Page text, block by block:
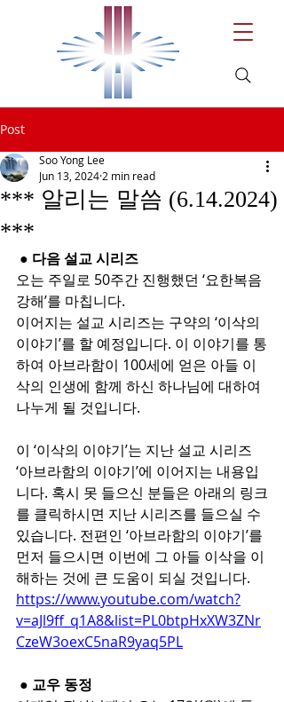
Post
*** 알리는 말씀 (6.14.2024)
***
Soo Yong Lee
Jun 13, 2024 2 min read
● 다음 설교 시리즈
오는 주일로 50주간 진행했던 ‘요한복음
강해’를 마칩니다.
이어지는 설교 시리즈는 구약의 ‘이삭의
이야기’를 할 예정입니다. 이 이야기를 통
하여 아브라함이 100세에 얻은 아들 이
삭의 인생에 함께 하신 하나님에 대하여
나누게 될 것입니다.
이 ‘이삭의 이야기’는 지난 설교 시리즈
‘아브라함의 이야기’에 이어지는 내용입
니다. 혹시 못 들으신 분들은 아래의 링크
를 클릭하시면 지난 시리즈를 들으실 수
있습니다. 전편인 ‘아브라함의 이야기’를
먼저 들으시면 이번에 그 아들 이삭을 이
해하는 것에 큰 도움이 되실 것입니다.
https://www.youtube.com/watch?
v=aJl9ff_q1A8&list=PL0btpHxXW3ZNr
CzeW3oexC5naR9yaq5PL
● 교우 동정